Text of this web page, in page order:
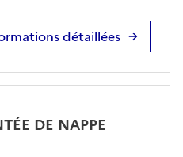
détaillées
DE NAPPE